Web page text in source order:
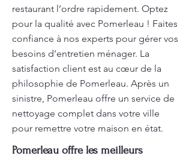
restaurant l’ordre rapidement. Optez
pour la qualité avec Pomerleau ! Faites
confiance à nos experts pour gérer vos
besoins d’entretien ménager. La
satisfaction client est au cœur de la
philosophie de Pomerleau. Après un
sinistre, Pomerleau offre un service de
nettoyage complet dans votre ville
pour remettre votre maison en état.
Pomerleau offre les meilleurs